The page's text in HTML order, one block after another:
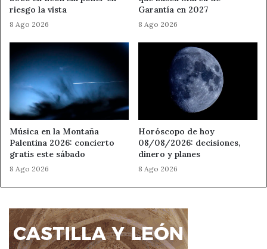
riesgo la vista
8 Ago 2026
Garantía en 2027
8 Ago 2026
Música en la Montaña
Palentina 2026: concierto
gratis este sábado
8 Ago 2026
Horóscopo de hoy
08/08/2026: decisiones,
dinero y planes
8 Ago 2026